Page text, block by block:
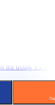
trả trong 15 ngày